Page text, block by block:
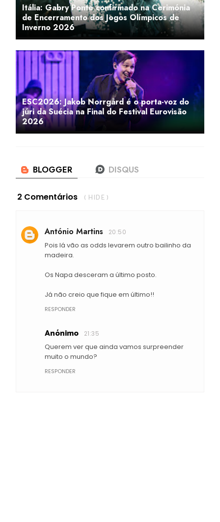
Itália: Gabry Ponte confirmado na Cerimónia
de Encerramento dos Jogos Olímpicos de
Inverno 2026
ESC2026: Jakob Norrgård é o porta-voz do
júri da Suécia na Final do Festival Eurovisão
2026
2 Comentários ( HIDE )
António Martins 20:50
Pois lá vão as odds levarem outro bailinho da
madeira.
Os Napa desceram a último posto.
Já não creio que fique em último!!
RESPONDER
Anónimo 21:35
Querem ver que ainda vamos surpreender
muito o mundo?
RESPONDER